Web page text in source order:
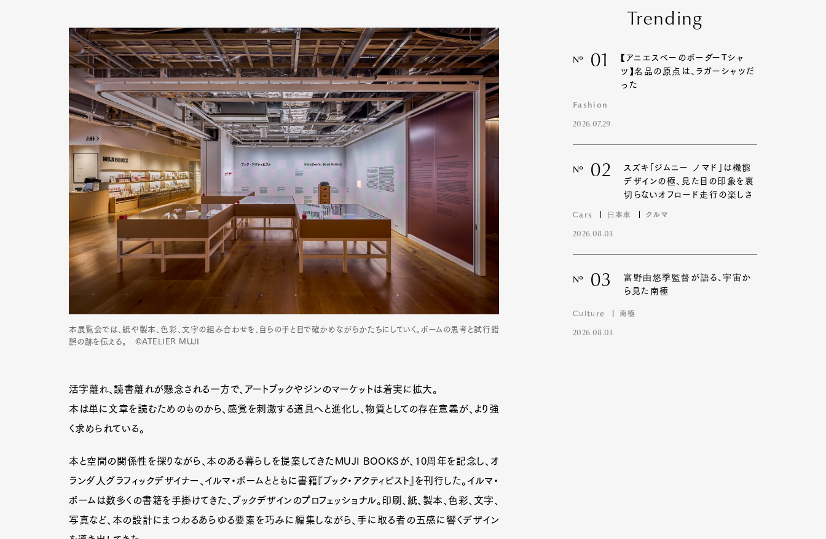
本展覧会では、紙や製本、色彩、文字の組み合わせを、自らの手と目で確かめながらかたちにしていく。ボームの思考と試行錯
誤の跡を伝える。 ©ATELIER MUJI
活字離れ、読書離れが懸念される一方で、アートブックやジンのマーケットは着実に拡大。
本は単に文章を読むためのものから、感覚を刺激する道具へと進化し、物質としての存在意義が、より強
く求められている。
本と空間の関係性を探りながら、本のある暮らしを提案してきたMUJI BOOKSが、10周年を記念し、オ
ランダ人グラフィックデザイナー、イルマ・ボームとともに書籍『ブック・アクティビスト』を刊行した。イルマ・
ボームは数多くの書籍を手掛けてきた、ブックデザインのプロフェッショナル。印刷、紙、製本、色彩、文字、
写真など、本の設計にまつわるあらゆる要素を巧みに編集しながら、手に取る者の五感に響くデザイン
Trending
Nº 01
【アニエスベーのボーダーTシャ
ツ】名品の原点は、ラガーシャツだ
った
Fashion
2026.07.29
Nº 02
スズキ「ジムニー ノマド」は機能
デザインの極、見た目の印象を裏
切らないオフロード走行の楽しさ
Cars 日本車 クルマ
2026.08.03
Nº 03
富野由悠季監督が語る、宇宙か
ら見た南極
Culture 南極
2026.08.03